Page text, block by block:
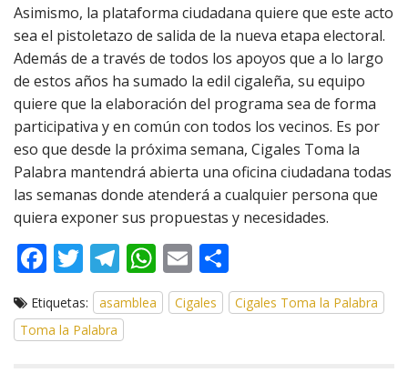
Asimismo, la plataforma ciudadana quiere que este acto
sea el pistoletazo de salida de la nueva etapa electoral.
Además de a través de todos los apoyos que a lo largo
de estos años ha sumado la edil cigaleña, su equipo
quiere que la elaboración del programa sea de forma
participativa y en común con todos los vecinos. Es por
eso que desde la próxima semana, Cigales Toma la
Palabra mantendrá abierta una oficina ciudadana todas
las semanas donde atenderá a cualquier persona que
quiera exponer sus propuestas y necesidades.
F
e
b
T
w
itt
er
T
el
e
gr
W
h
at
E
m
ai
o
m
Etiquetas: asamblea Cigales
Cigales Toma la Palabra
Toma la Palabra